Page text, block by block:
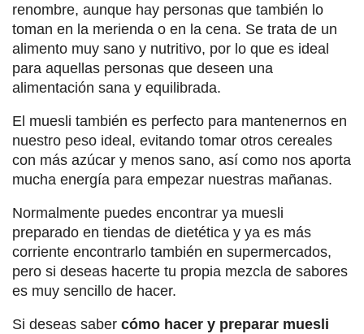
renombre, aunque hay personas que también lo
toman en la merienda o en la cena. Se trata de un
alimento muy sano y nutritivo, por lo que es ideal
para aquellas personas que deseen una
alimentación sana y equilibrada.
El muesli también es perfecto para mantenernos en
nuestro peso ideal, evitando tomar otros cereales
con más azúcar y menos sano, así como nos aporta
mucha energía para empezar nuestras mañanas.
Normalmente puedes encontrar ya muesli
preparado en tiendas de dietética y ya es más
corriente encontrarlo también en supermercados,
pero si deseas hacerte tu propia mezcla de sabores
es muy sencillo de hacer.
Si deseas saber cómo hacer y preparar muesli